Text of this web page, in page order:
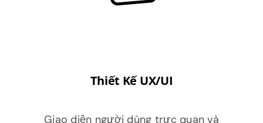
Thiết Kế UX/UI
Giao diện người dùng trực quan và